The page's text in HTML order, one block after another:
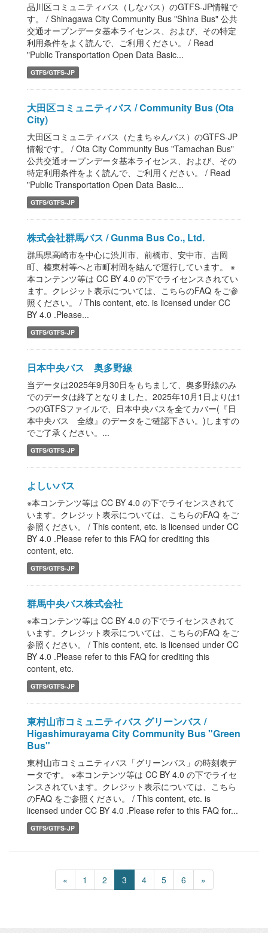
品川区コミュニティバス（しなバス）のGTFS-JP情報で
す。 / Shinagawa City Community Bus "Shina Bus" 公共
交通オープンデータ基本ライセンス、および、その特定
利用条件をよく読んで、ご利用ください。 / Read
"Public Transportation Open Data Basic...
GTFS/GTFS-JP
大田区コミュニティバス / Community Bus (Ota
City)
大田区コミュニティバス（たまちゃんバス）のGTFS-JP
情報です。 / Ota City Community Bus "Tamachan Bus"
公共交通オープンデータ基本ライセンス、および、その
特定利用条件をよく読んで、ご利用ください。 / Read
"Public Transportation Open Data Basic...
GTFS/GTFS-JP
株式会社群馬バス / Gunma Bus Co., Ltd.
群馬県高崎市を中心に渋川市、前橋市、安中市、吉岡
町、榛東村等へと市町村間を結んで運行しています。 ※
本コンテンツ等は CC BY 4.0 の下でライセンスされてい
ます。クレジット表示については、こちらのFAQ をご参
照ください。 / This content, etc. is licensed under CC
BY 4.0 .Please...
GTFS/GTFS-JP
日本中央バス 奥多野線
当データは2025年9月30日をもちまして、奥多野線のみ
でのデータは終了となりました。2025年10月1日よりは1
つのGTFSファイルで、日本中央バスを全てカバー(『日
本中央バス 全線』のデータをご確認下さい。)しますの
でご了承ください。...
GTFS/GTFS-JP
よしいバス
※本コンテンツ等は CC BY 4.0 の下でライセンスされて
います。クレジット表示については、こちらのFAQ をご
参照ください。 / This content, etc. is licensed under CC
BY 4.0 .Please refer to this FAQ for crediting this
content, etc.
GTFS/GTFS-JP
群馬中央バス株式会社
※本コンテンツ等は CC BY 4.0 の下でライセンスされて
います。クレジット表示については、こちらのFAQ をご
参照ください。 / This content, etc. is licensed under CC
BY 4.0 .Please refer to this FAQ for crediting this
content, etc.
GTFS/GTFS-JP
東村山市コミュニティバス グリーンバス /
Higashimurayama City Community Bus "Green
Bus"
東村山市コミュニティバス「グリーンバス」の時刻表デ
ータです。 ※本コンテンツ等は CC BY 4.0 の下でライセ
ンスされています。クレジット表示については、こちら
のFAQ をご参照ください。 / This content, etc. is
licensed under CC BY 4.0 .Please refer to this FAQ for...
GTFS/GTFS-JP
« 1 2 3 4 5 6 »